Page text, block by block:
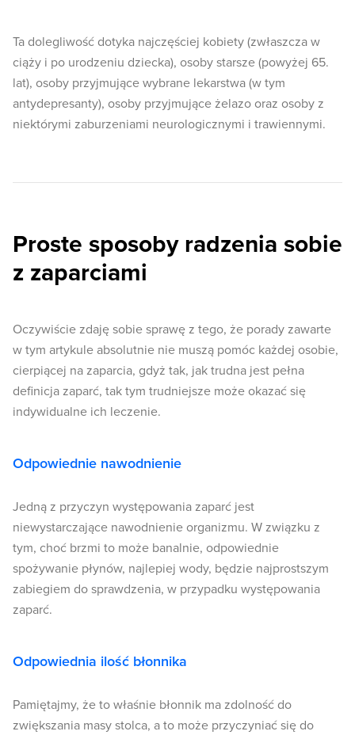
Ta dolegliwość dotyka najczęściej kobiety (zwłaszcza w
ciąży i po urodzeniu dziecka), osoby starsze (powyżej 65.
lat), osoby przyjmujące wybrane lekarstwa (w tym
antydepresanty), osoby przyjmujące żelazo oraz osoby z
niektórymi zaburzeniami neurologicznymi i trawiennymi.
Proste sposoby radzenia sobie
z zaparciami
Oczywiście zdaję sobie sprawę z tego, że porady zawarte
w tym artykule absolutnie nie muszą pomóc każdej osobie,
cierpiącej na zaparcia, gdyż tak, jak trudna jest pełna
definicja zaparć, tak tym trudniejsze może okazać się
indywidualne ich leczenie.
Odpowiednie nawodnienie
Jedną z przyczyn występowania zaparć jest
niewystarczające nawodnienie organizmu. W związku z
tym, choć brzmi to może banalnie, odpowiednie
spożywanie płynów, najlepiej wody, będzie najprostszym
zabiegiem do sprawdzenia, w przypadku występowania
zaparć.
Odpowiednia ilość błonnika
Pamiętajmy, że to właśnie błonnik ma zdolność do
zwiększania masy stolca, a to może przyczyniać się do